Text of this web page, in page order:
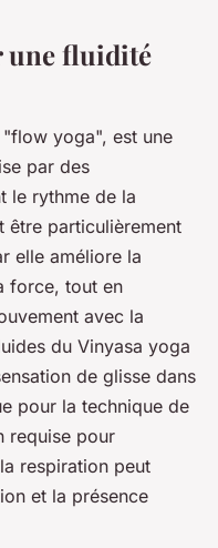
une fluidité
yoga", est une
par des
le rythme de la
être particulièrement
elle améliore la
force, tout en
avec la
du Vinyasa yoga
de glisse dans
pour la technique de
requise pour
respiration peut
et la présence